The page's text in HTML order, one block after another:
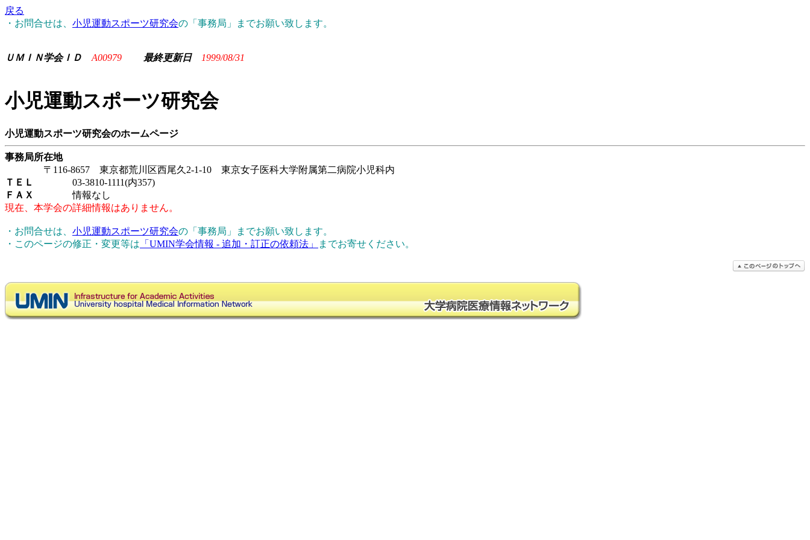
戻る
・お問合せは、 小児運動スポーツ研究会の「事務局」までお願い致します。
ＵＭＩＮ学会ＩＤ A00979 最終更新日 1999/08/31
小児運動スポーツ研究会
小児運動スポーツ研究会のホームページ
事務局所在地
〒116-8657 東京都荒川区西尾久2-1-10 東京女子医科大学附属第二病院小児科内
ＴＥＬ
03-3810-1111(内357)
ＦＡＸ
情報なし
現在、本学会の詳細情報はありません。
・お問合せは、 小児運動スポーツ研究会の「事務局」までお願い致します。
・このページの修正・変更等は 「UMIN学会情報 - 追加・訂正の依頼法」 までお寄せください。